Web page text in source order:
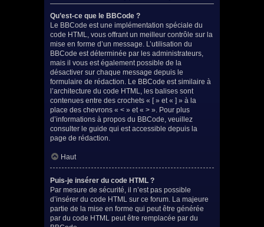
Qu’est-ce que le BBCode ?
Le BBCode est une implémentation spéciale du
code HTML, vous offrant un meilleur contrôle sur la
mise en forme d’un message. L’utilisation du
BBCode est déterminée par les administrateurs,
mais il vous est également possible de la
désactiver sur chaque message depuis le
formulaire de rédaction. Le BBCode est similaire à
l’architecture du code HTML, les balises sont
contenues entre des crochets « [ » et « ] » à la
place des chevrons « < » et « > ». Pour plus
d’informations à propos du BBCode, veuillez
consulter le guide qui est accessible depuis la
page de rédaction.
Haut
Puis-je insérer du code HTML ?
Par mesure de sécurité, il n’est pas possible
d’insérer du code HTML sur ce forum. La majeure
partie de la mise en forme qui peut être générée
par du code HTML peut être remplacée par du